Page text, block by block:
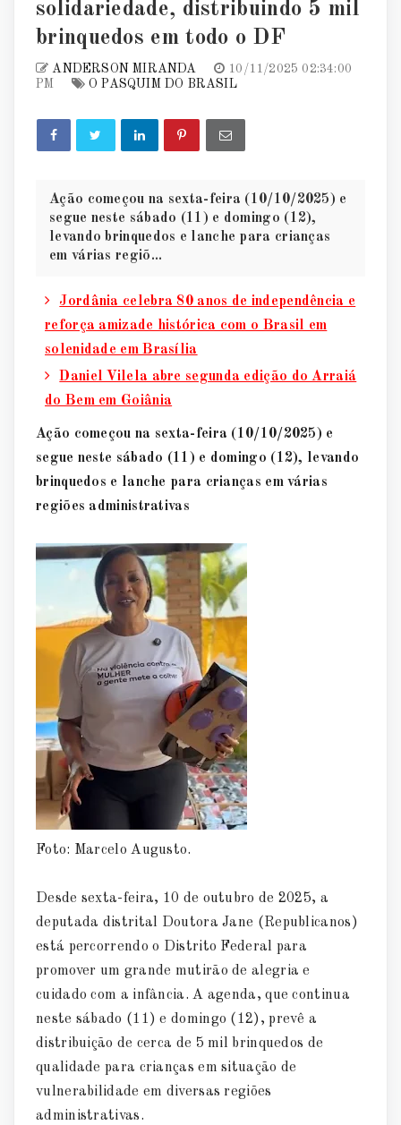
solidariedade, distribuindo 5 mil
brinquedos em todo o DF
ANDERSON MIRANDA
10/11/2025 02:34:00
PM
O PASQUIM DO BRASIL
Ação começou na sexta-feira (10/10/2025) e
segue neste sábado (11) e domingo (12),
levando brinquedos e lanche para crianças
em várias regiõ...
Jordânia celebra 80 anos de independência e
reforça amizade histórica com o Brasil em
solenidade em Brasília
Daniel Vilela abre segunda edição do Arraiá
do Bem em Goiânia
Ação começou na sexta-feira (10/10/2025) e
segue neste sábado (11) e domingo (12), levando
brinquedos e lanche para crianças em várias
regiões administrativas
Foto: Marcelo Augusto.
Desde sexta-feira, 10 de outubro de 2025, a
deputada distrital Doutora Jane (Republicanos)
está percorrendo o Distrito Federal para
promover um grande mutirão de alegria e
cuidado com a infância. A agenda, que continua
neste sábado (11) e domingo (12), prevê a
distribuição de cerca de 5 mil brinquedos de
qualidade para crianças em situação de
vulnerabilidade em diversas regiões
administrativas.